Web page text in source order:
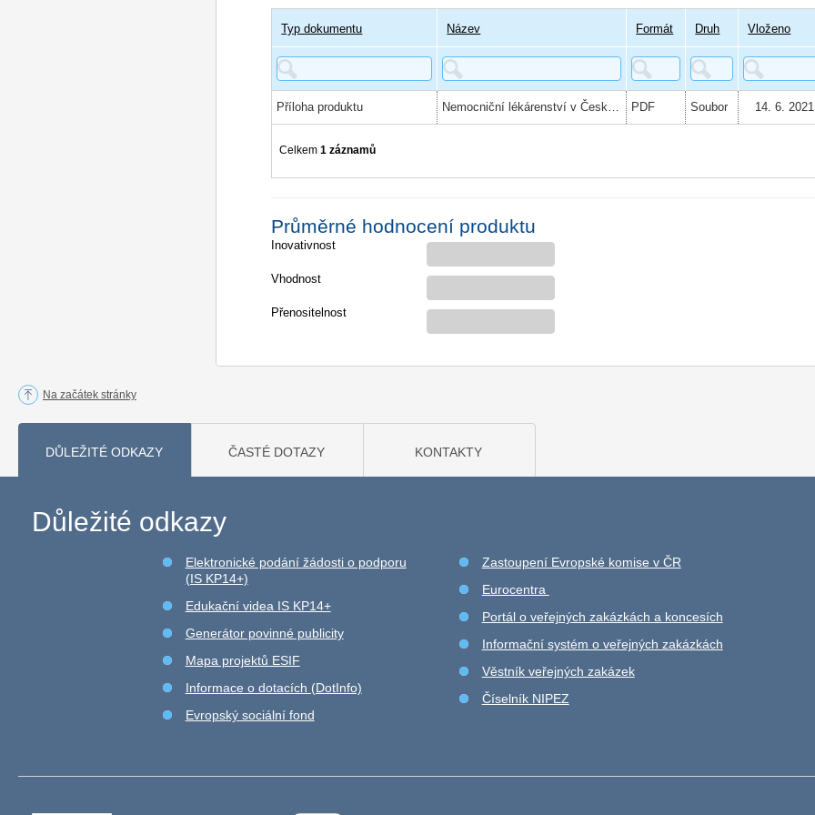
Typ dokumentu Název Formát Druh Vloženo
Příloha produktu Nemocniční lékárenství v České republice PDF Soubor 14. 6.
Celkem 1 záznamů
Průměrné hodnocení produktu
Inovativnost
Vhodnost
Přenositelnost
Na začátek stránky
DŮLEŽITÉ ODKAZY ČASTÉ DOTAZY KONTAKTY
Důležité odkazy
Elektronické podání žádosti o podporu
(IS KP14+)
Edukační videa IS KP14+
Generátor povinné publicity
Mapa projektů ESIF
Informace o dotacích (DotInfo)
Evropský sociální fond
Zastoupení Evropské komise v ČR
Eurocentra
Portál o veřejných zakázkách a koncesích
Informační systém o veřejných zakázkách
Věstník veřejných zakázek
Číselník NIPEZ